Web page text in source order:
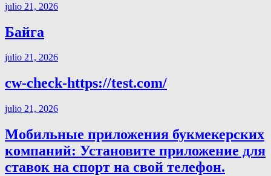
julio 21, 2026
Байга
julio 21, 2026
cw-check-https://test.com/
julio 21, 2026
Мобильные приложения букмекерских
компаний: Установите приложение для
ставок на спорт на свой телефон.